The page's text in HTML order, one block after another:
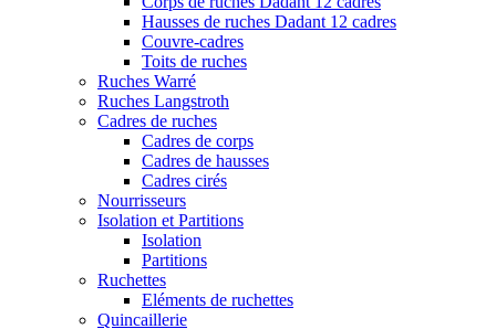
Hausses de ruches Dadant 12 cadres
Couvre-cadres
Toits de ruches
Ruches Warré
Ruches Langstroth
Cadres de ruches
Cadres de corps
Cadres de hausses
Cadres cirés
Nourrisseurs
Isolation et Partitions
Isolation
Partitions
Ruchettes
Eléments de ruchettes
Quincaillerie